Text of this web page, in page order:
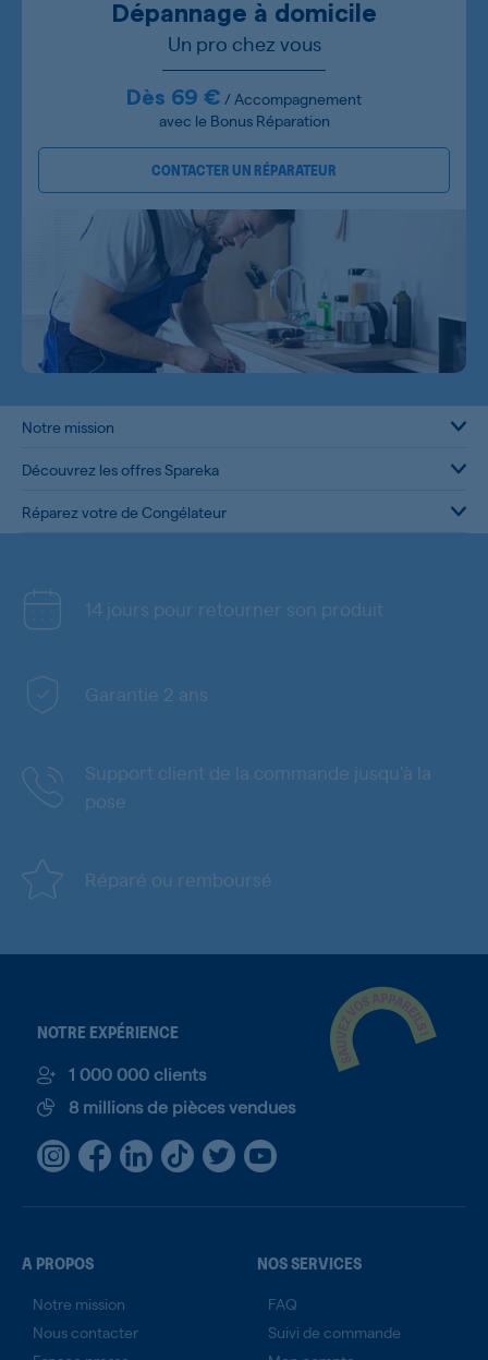
Dépannage à domicile
Un pro chez vous
Dès 69 € / Accompagnement
avec le Bonus Réparation
CONTACTER UN RÉPARATEUR
Notre mission
Découvrez les offres Spareka
Réparez votre de Congélateur
14 jours pour retourner son produit
Garantie 2 ans
Support client de la commande jusqu'à la
pose
Réparé ou remboursé
NOTRE EXPÉRIENCE
1 000 000 clients
8 millions de pièces vendues
A PROPOS
Notre mission
Nous contacter
NOS SERVICES
FAQ
Suivi de commande